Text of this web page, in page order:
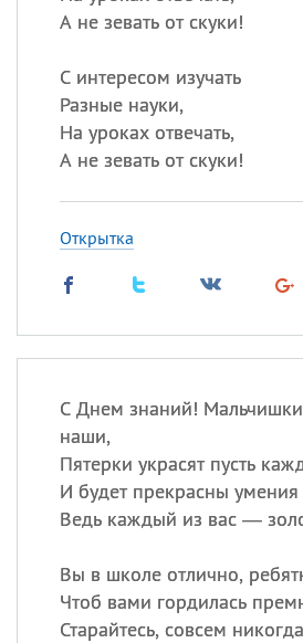
А не зевать от скуки!
С интересом изучать
Разные науки,
На уроках отвечать,
А не зевать от скуки!
Открытка
С Днем знаний!
наши,
Пятерки украсят пусть
И будет прекрасны
Ведь каждый из вас —
Вы в школе отлично,
Чтоб вами гордилась
Старайтесь, совсем